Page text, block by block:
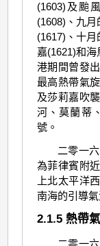
(1603)及颱
(1608)、九
(1617)、十
嘉(1621)和
港期間曾發
最高熱帶氣
及莎莉嘉吹
河、莫蘭蒂
號。
二零一
為菲律賓附
上北太平洋
南海的引導氣
2.1.5 熱帶
二零一